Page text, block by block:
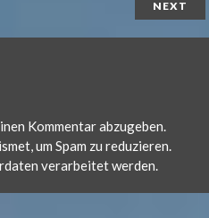
NEXT
Kommentar abzugeben.
um Spam zu reduzieren.
verarbeitet werden.